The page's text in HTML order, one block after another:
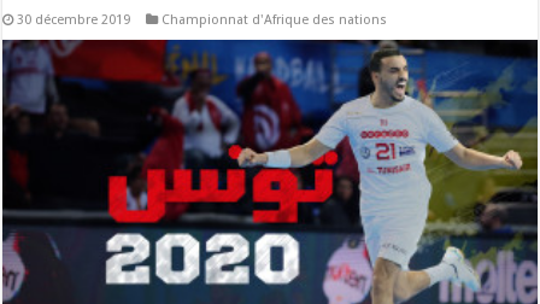
30 décembre 2019 Championnat d'Afrique des nations